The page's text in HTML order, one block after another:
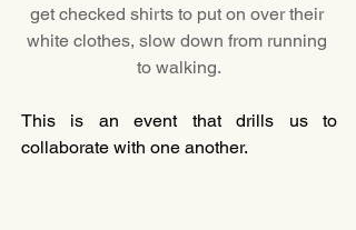
get checked shirts to put on over their
white clothes, slow down from running
to walking.
This is an event that drills us to
collaborate with one another.